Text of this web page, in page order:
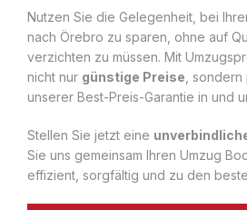
Nutzen Sie die Gelegenheit, bei
nach Örebro zu sparen, ohne auf
verzichten zu müssen. Mit
nicht nur günstige Preise ,
unserer Best-Preis-Garantie in und
Stellen Sie jetzt eine
Sie uns gemeinsam Ihren Umzug
effizient, sorgfältig und zu den